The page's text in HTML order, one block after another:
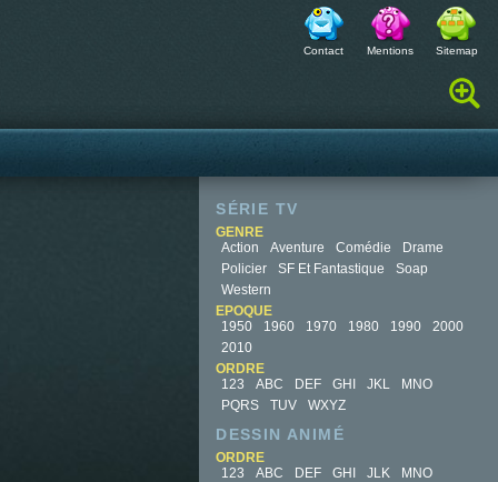
Contact Mentions Sitemap
Rechercher :
SÉRIE TV
GENRE
Action
Aventure Comédie
Drame
Policier
SF Et Fantastique
Soap
Western
EPOQUE
1950
1960 1970 1980 1990
2000
2010
ORDRE
123
ABC DEF GHI JKL
MNO
PQRS
TUV WXYZ
DESSIN ANIMÉ
ORDRE
123
ABC DEF GHI JLK
MNO